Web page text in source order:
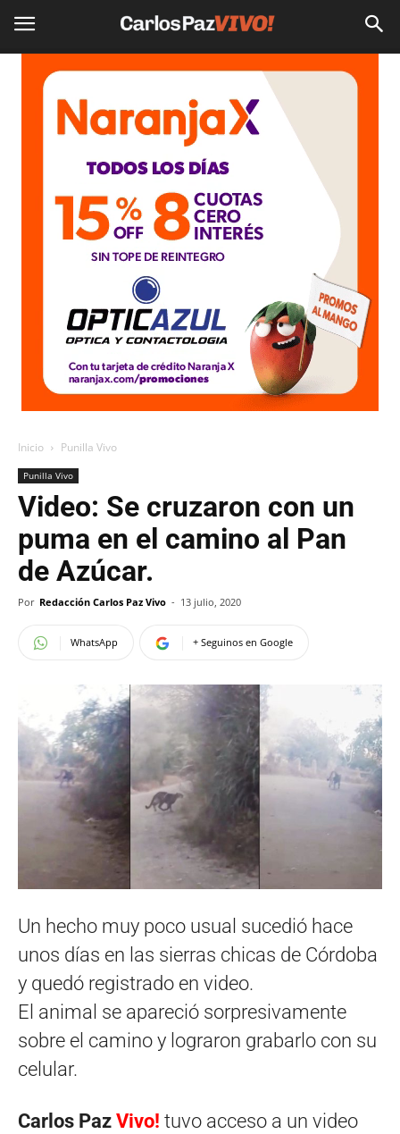
Inicio Punilla Vivo
Punilla Vivo
Video: Se cruzaron con un
puma en el camino al Pan
de Azúcar.
Por Redacción Carlos Paz Vivo - 13 julio, 2020
WhatsApp + Seguinos en Google
Un hecho muy poco usual sucedió hace
unos días en las sierras chicas de Córdoba
y quedó registrado en video.
El animal se apareció sorpresivamente
sobre el camino y lograron grabarlo con su
celular.
Carlos Paz Vivo! tuvo acceso a un video